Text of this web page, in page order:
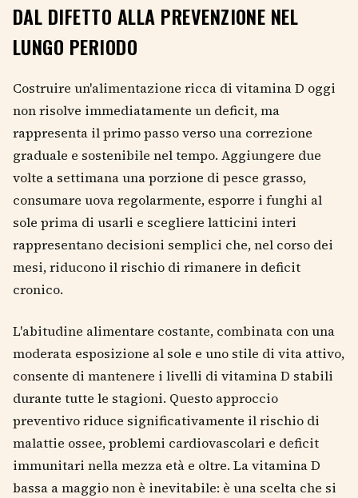
DAL DIFETTO ALLA PREVENZIONE NEL
LUNGO PERIODO
Costruire un'alimentazione ricca di vitamina D oggi
non risolve immediatamente un deficit, ma
rappresenta il primo passo verso una correzione
graduale e sostenibile nel tempo. Aggiungere due
volte a settimana una porzione di pesce grasso,
consumare uova regolarmente, esporre i funghi al
sole prima di usarli e scegliere latticini interi
rappresentano decisioni semplici che, nel corso dei
mesi, riducono il rischio di rimanere in deficit
cronico.
L'abitudine alimentare costante, combinata con una
moderata esposizione al sole e uno stile di vita attivo,
consente di mantenere i livelli di vitamina D stabili
durante tutte le stagioni. Questo approccio
preventivo riduce significativamente il rischio di
malattie ossee, problemi cardiovascolari e deficit
immunitari nella mezza età e oltre. La vitamina D
bassa a maggio non è inevitabile: è una scelta che si